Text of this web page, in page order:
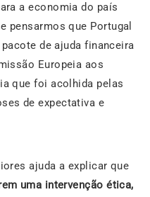
a economia do país
pensarmos que Portugal
de ajuda financeira
Europeia aos
que foi acolhida pelas
de expectativa e
ajuda a explicar que
uma intervenção ética,